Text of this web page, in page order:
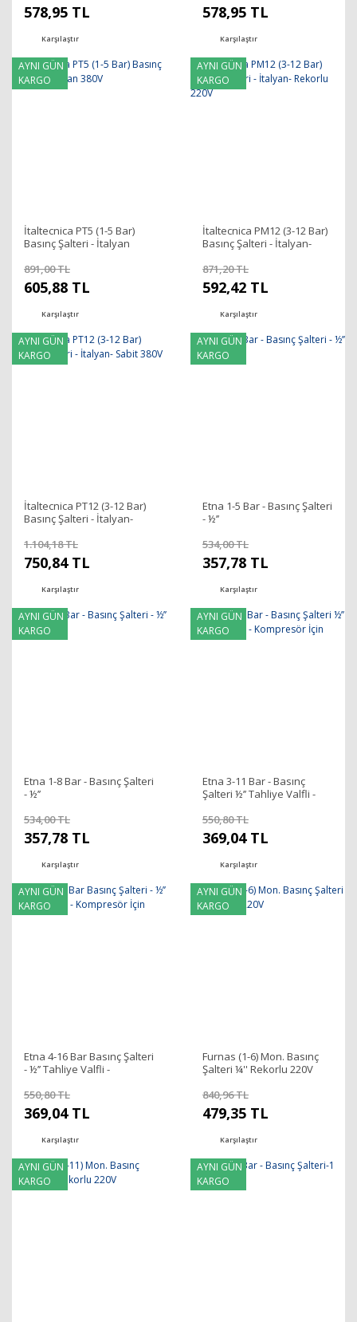
578,95 TL
Karşılaştır
578,95 TL
Karşılaştır
AYNI GÜN
KARGO
İtaltecnica PT5 (1-5 Bar)
Basınç Şalteri - İtalyan
891,00 TL
605,88 TL
Karşılaştır
AYNI GÜN
KARGO
İtaltecnica PM12 (3-12 Bar)
Basınç Şalteri - İtalyan-
871,20 TL
592,42 TL
Karşılaştır
AYNI GÜN
KARGO
İtaltecnica PT12 (3-12 Bar)
Basınç Şalteri - İtalyan-
1.104,18 TL
750,84 TL
Karşılaştır
AYNI GÜN
KARGO
Etna 1-5 Bar - Basınç Şalteri
- ½’’
534,00 TL
357,78 TL
Karşılaştır
AYNI GÜN
KARGO
Etna 1-8 Bar - Basınç Şalteri
- ½’’
534,00 TL
357,78 TL
Karşılaştır
AYNI GÜN
KARGO
Etna 3-11 Bar - Basınç
Şalteri ½’’ Tahliye Valfli -
550,80 TL
369,04 TL
Karşılaştır
AYNI GÜN
KARGO
Etna 4-16 Bar Basınç Şalteri
- ½’’ Tahliye Valfli -
550,80 TL
369,04 TL
Karşılaştır
AYNI GÜN
KARGO
Furnas (1-6) Mon. Basınç
Şalteri ¼'' Rekorlu 220V
840,96 TL
479,35 TL
Karşılaştır
AYNI GÜN
KARGO
AYNI GÜN
KARGO